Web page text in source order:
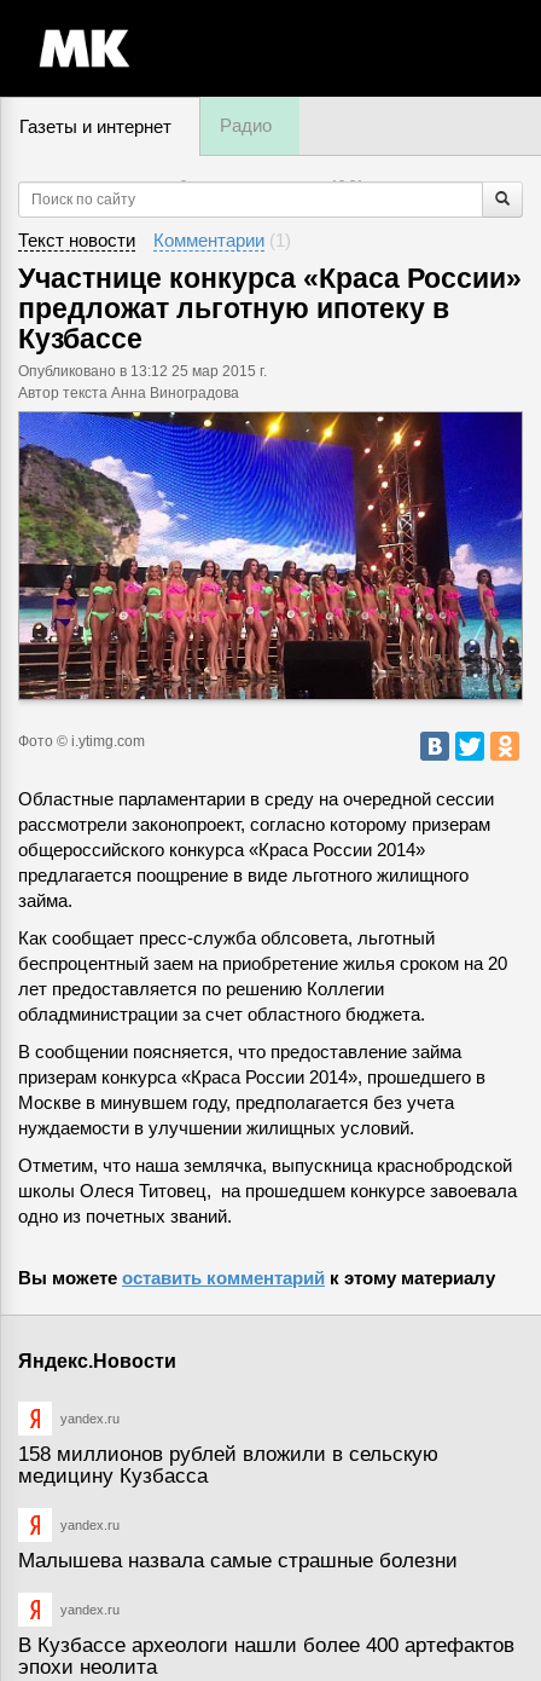
Газеты и интернет Радио
9 августа, воскресенье,12:31
Текст новости Комментарии (1 )
Участнице конкурса «Краса России»
предложат льготную ипотеку в
Кузбассе
Опубликовано в 13:12 25 мар 2015 г.
Автор текста Анна Виноградова
Фото © i.ytimg.com
Областные парламентарии в среду на очередной сессии
рассмотрели законопроект, согласно которому призерам
общероссийского конкурса «Краса России 2014»
предлагается поощрение в виде льготного жилищного
займа.
Как сообщает пресс-служба облсовета, льготный
беспроцентный заем на приобретение жилья сроком на 20
лет предоставляется по решению Коллегии
обладминистрации за счет областного бюджета.
В сообщении поясняется, что предоставление займа
призерам конкурса «Краса России 2014», прошедшего в
Москве в минувшем году, предполагается без учета
нуждаемости в улучшении жилищных условий.
Отметим, что наша землячка, выпускница краснобродской
школы Олеся Титовец, на прошедшем конкурсе завоевала
одно из почетных званий.
Вы можете оставить комментарий к этому материалу
Яндекс.Новости
yandex.ru
158 миллионов рублей вложили в сельскую
медицину Кузбасса
yandex.ru
Малышева назвала самые страшные болезни
yandex.ru
В Кузбассе археологи нашли более 400 артефактов
эпохи неолита